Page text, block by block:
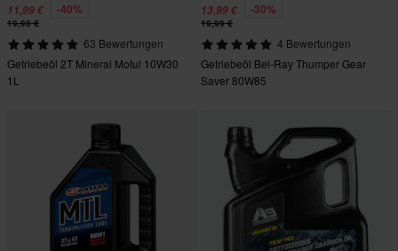
11,99 € -40%
19,98 €
63 Bewertungen
Getriebeöl 2T Mineral Motul 10W30
1L
13,99 € -30%
19,99 €
4 Bewertungen
Getriebeöl Bel-Ray Thumper Gear
Saver 80W85